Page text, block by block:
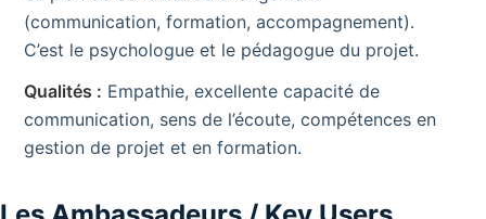
(communication, formation, accompagnement).
C’est le psychologue et le pédagogue du projet.
Qualités : Empathie, excellente capacité de
communication, sens de l’écoute, compétences en
gestion de projet et en formation.